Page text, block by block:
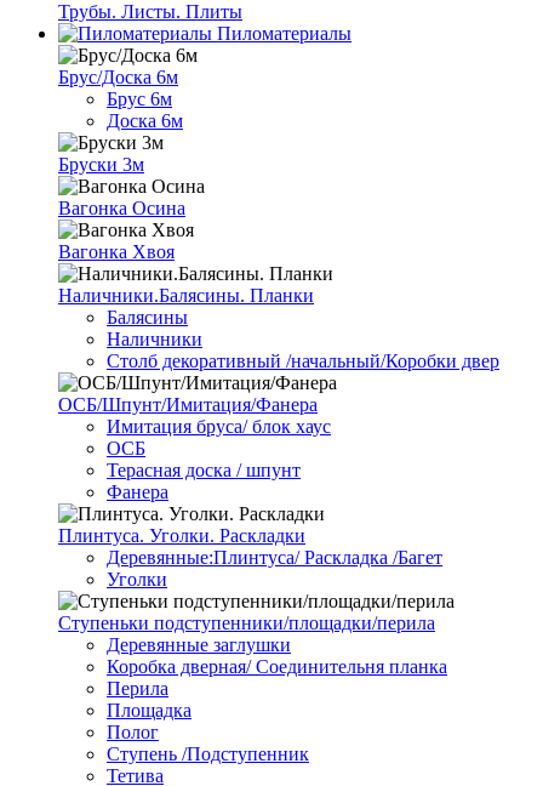
Трубы. Листы. Плиты
Пиломатериалы
Брус/Доска 6м
Брус 6м
Доска 6м
Бруски 3м
Вагонка Осина
Вагонка Хвоя
Наличники.Балясины. Планки
Балясины
Наличники
Столб декоративный /начальный/Коробки двер
ОСБ/Шпунт/Имитация/Фанера
Имитация бруса/ блок хаус
ОСБ
Терасная доска / шпунт
Фанера
Плинтуса. Уголки. Раскладки
Деревянные:Плинтуса/ Раскладка /Багет
Уголки
Ступеньки подступенники/площадки/перила
Деревянные заглушки
Коробка дверная/ Соединительня планка
Перила
Площадка
Полог
Ступень /Подступенник
Тетива